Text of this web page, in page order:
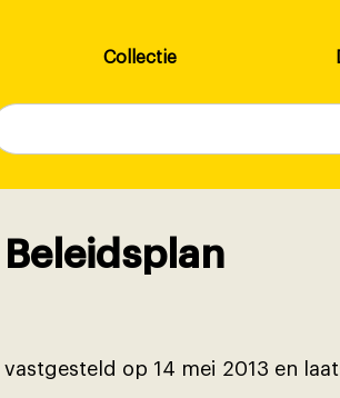
Hoofdnavigatie
Collectie
Beleidsplan
vastgesteld op 14 mei 2013 en